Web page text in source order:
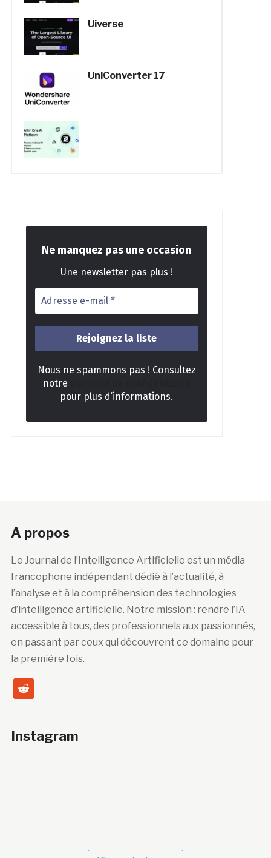
Uiverse
UniConverter 17
Ne manquez pas une occasion
Une newsletter pas plus !
Nous ne spammons pas ! Consultez
notre
pour plus d’informations.
A propos
Le Journal de l’Intelligence Artificielle est un média
francophone indépendant dédié à l’actualité, à
l’analyse et à la compréhension des technologies
d’intelligence artificielle. Notre mission : rendre l’IA
accessible à tous, des professionnels aux passionnés,
en passant par ceux qui découvrent ce domaine pour
la première fois.
reddit
Instagram